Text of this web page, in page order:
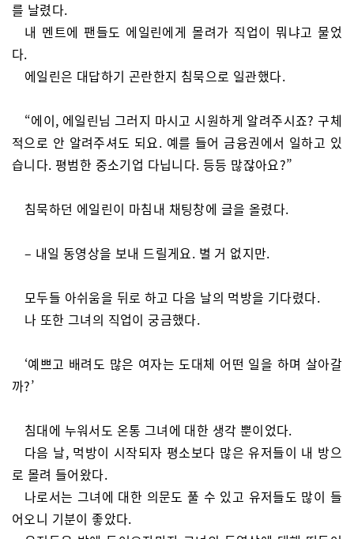
를 날렸다.
내 멘트에 팬들도 에일린에게 몰려가 직업이 뭐냐고 물었
다.
에일린은 대답하기 곤란한지 침묵으로 일관했다.
“에이, 에일린님 그러지 마시고 시원하게 알려주시죠? 구체
적으로 안 알려주셔도 되요. 예를 들어 금융권에서 일하고 있
습니다. 평범한 중소기업 다닙니다. 등등 많잖아요?”
침묵하던 에일린이 마침내 채팅창에 글을 올렸다.
– 내일 동영상을 보내 드릴게요. 별 거 없지만.
모두들 아쉬움을 뒤로 하고 다음 날의 먹방을 기다렸다.
나 또한 그녀의 직업이 궁금했다.
‘예쁘고 배려도 많은 여자는 도대체 어떤 일을 하며 살아갈
까?’
침대에 누워서도 온통 그녀에 대한 생각 뿐이었다.
다음 날, 먹방이 시작되자 평소보다 많은 유저들이 내 방으
로 몰려 들어왔다.
나로서는 그녀에 대한 의문도 풀 수 있고 유저들도 많이 들
어오니 기분이 좋았다.